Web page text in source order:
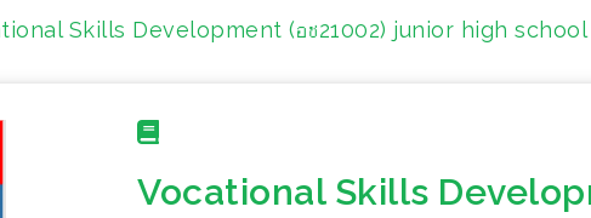
Skills Development (อช21002) junior high school
Vocational Skills